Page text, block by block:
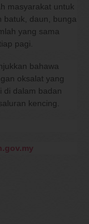
masyarakat untuk
batuk, daun, bunga
yang sama
pagi.
bahawa
oksalat yang
di dalam badan
kencing.